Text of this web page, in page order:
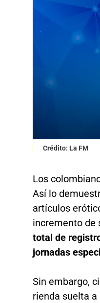
Crédito: La FM
Los
Así lo
artículos
incremento de
total de
jornadas
Sin embargo,
rienda suelta